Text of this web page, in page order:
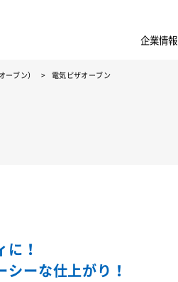
企業情報
ブン） 電気ピザオーブン
！
ーな仕上がり！